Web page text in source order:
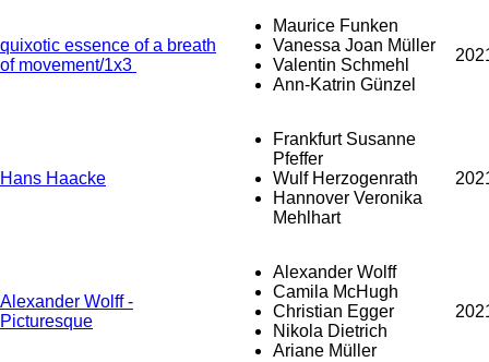
quixotic essence of a breath
of movement/1x3
Maurice Funken
Vanessa Joan Müller
Valentin Schmehl
Ann-Katrin Günzel
Hans Haacke
Frankfurt Susanne
Pfeffer
Wulf Herzogenrath
Hannover Veronika
Mehlhart
Alexander Wolff -
Picturesque
Alexander Wolff
Camila McHugh
Christian Egger
Nikola Dietrich
Ariane Müller